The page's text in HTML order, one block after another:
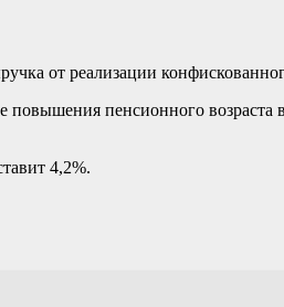
от реализации
повышения пенсионного возраста
4,2%.